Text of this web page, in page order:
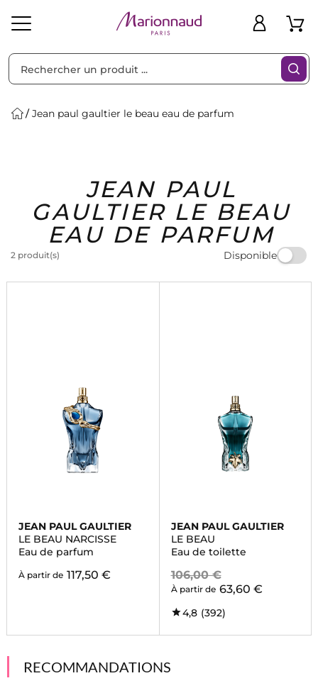
Homme Marques Idées
Cadeaux
Jean paul gaultier le beau eau de parfum
JEAN PAUL
GAULTIER LE BEAU
EAU DE PARFUM
2 produit(s) Disponible
Filtres
JEAN PAUL GAULTIER
LE BEAU NARCISSE
Eau de parfum
À partir de 117,50 €
JEAN PAUL GAULTIER
LE BEAU
Eau de toilette
106,00 €
À partir de 63,60 €
4,8 (392)
RECOMMANDATIONS